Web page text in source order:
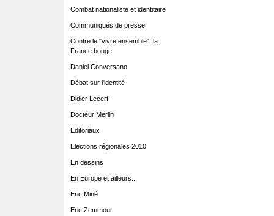
Combat nationaliste et identitaire
Communiqués de presse
Contre le "vivre ensemble", la
France bouge
Daniel Conversano
Débat sur l'identité
Didier Lecerf
Docteur Merlin
Editoriaux
Elections régionales 2010
En dessins
En Europe et ailleurs...
Eric Miné
Eric Zemmour